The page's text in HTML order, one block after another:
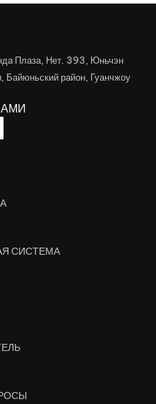
Плаза, Нет. 393, Юньчэн
район, Гуанчжоу
СИСТЕМА